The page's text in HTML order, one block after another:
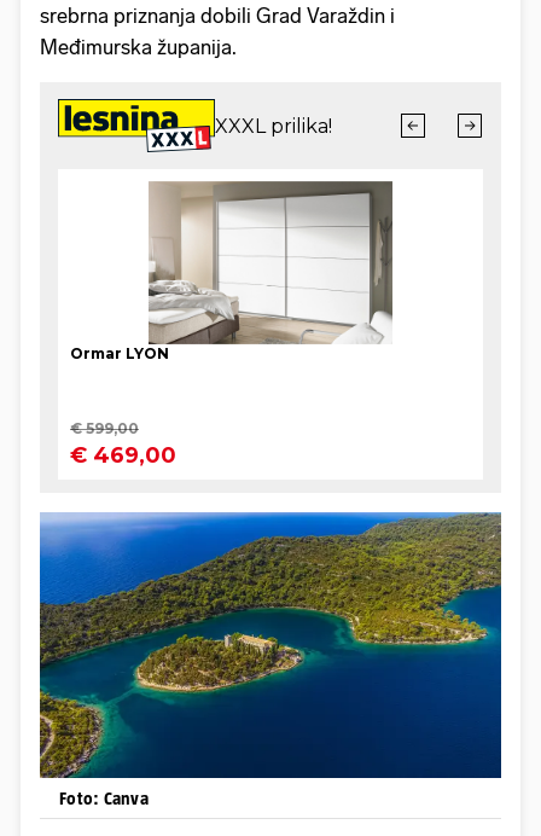
srebrna priznanja dobili Grad Varaždin i
Međimurska županija.
Foto: Canva